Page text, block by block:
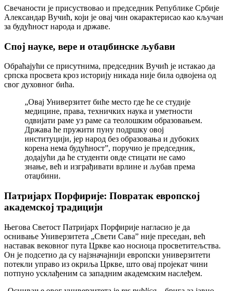
Свечаности је присуствовао и председник Републике Србије
Александар Вучић, који је овај чин окарактерисао као кључан
за будућност народа и државе.
Спој науке, вере и отаџбинске љубави
Обраћајући се присутнима, председник Вучић је истакао да
српска просвета кроз историју никада није била одвојена од
свог духовног бића.
„Овај Универзитет биће место где ће се студије
медицине, права, техничких наука и уметности
одвијати раме уз раме са теолошким образовањем.
Држава ће пружити пуну подршку овој
институцији, јер народ без образовања и дубоких
корена нема будућност”, поручио је председник,
додајући да ће студенти овде стицати не само
знање, већ и изграђивати врлине и љубав према
отаџбини.
Патријарх Порфирије: Повратак европској
академској традицији
Његова Светост Патријарх Порфирије нагласио је да
оснивање Универзитета „Свети Сава” није преседан, већ
наставак вековног пута Цркве као носиоца просветитељства.
Он је подсетио да су најзначајнији европски универзитети
потекли управо из окриља Цркве, што овај пројекат чини
потпуно усклађеним са западним академским наслеђем.